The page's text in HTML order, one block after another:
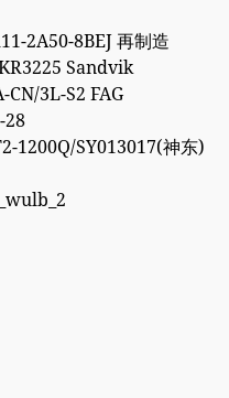
2A50-8BEJ 再制造
Sandvik
CN/3L-S2 FAG
28
1200Q/SY013017(神东)